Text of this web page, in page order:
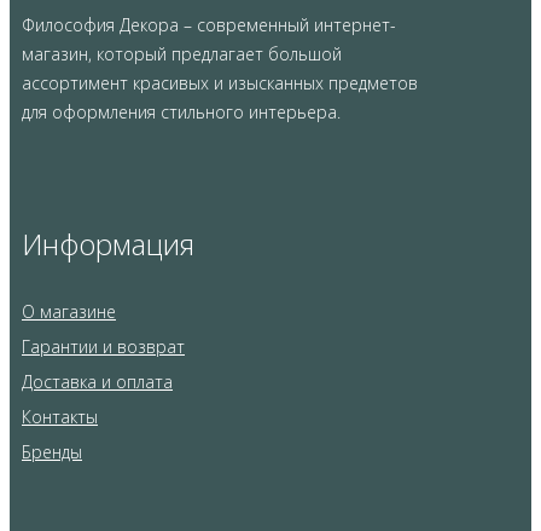
Философия Декора – современный интернет-
магазин, который предлагает большой
ассортимент красивых и изысканных предметов
для оформления стильного интерьера.
Информация
О магазине
Гарантии и возврат
Доставка и оплата
Контакты
Бренды